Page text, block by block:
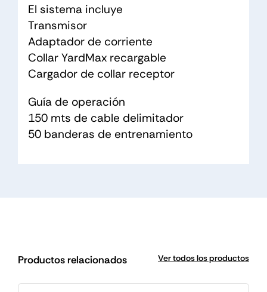
El sistema incluye
Transmisor
Adaptador de corriente
Collar YardMax recargable
Cargador de collar receptor
Guía de operación
150 mts de cable delimitador
50 banderas de entrenamiento
Productos relacionados Ver todos los productos